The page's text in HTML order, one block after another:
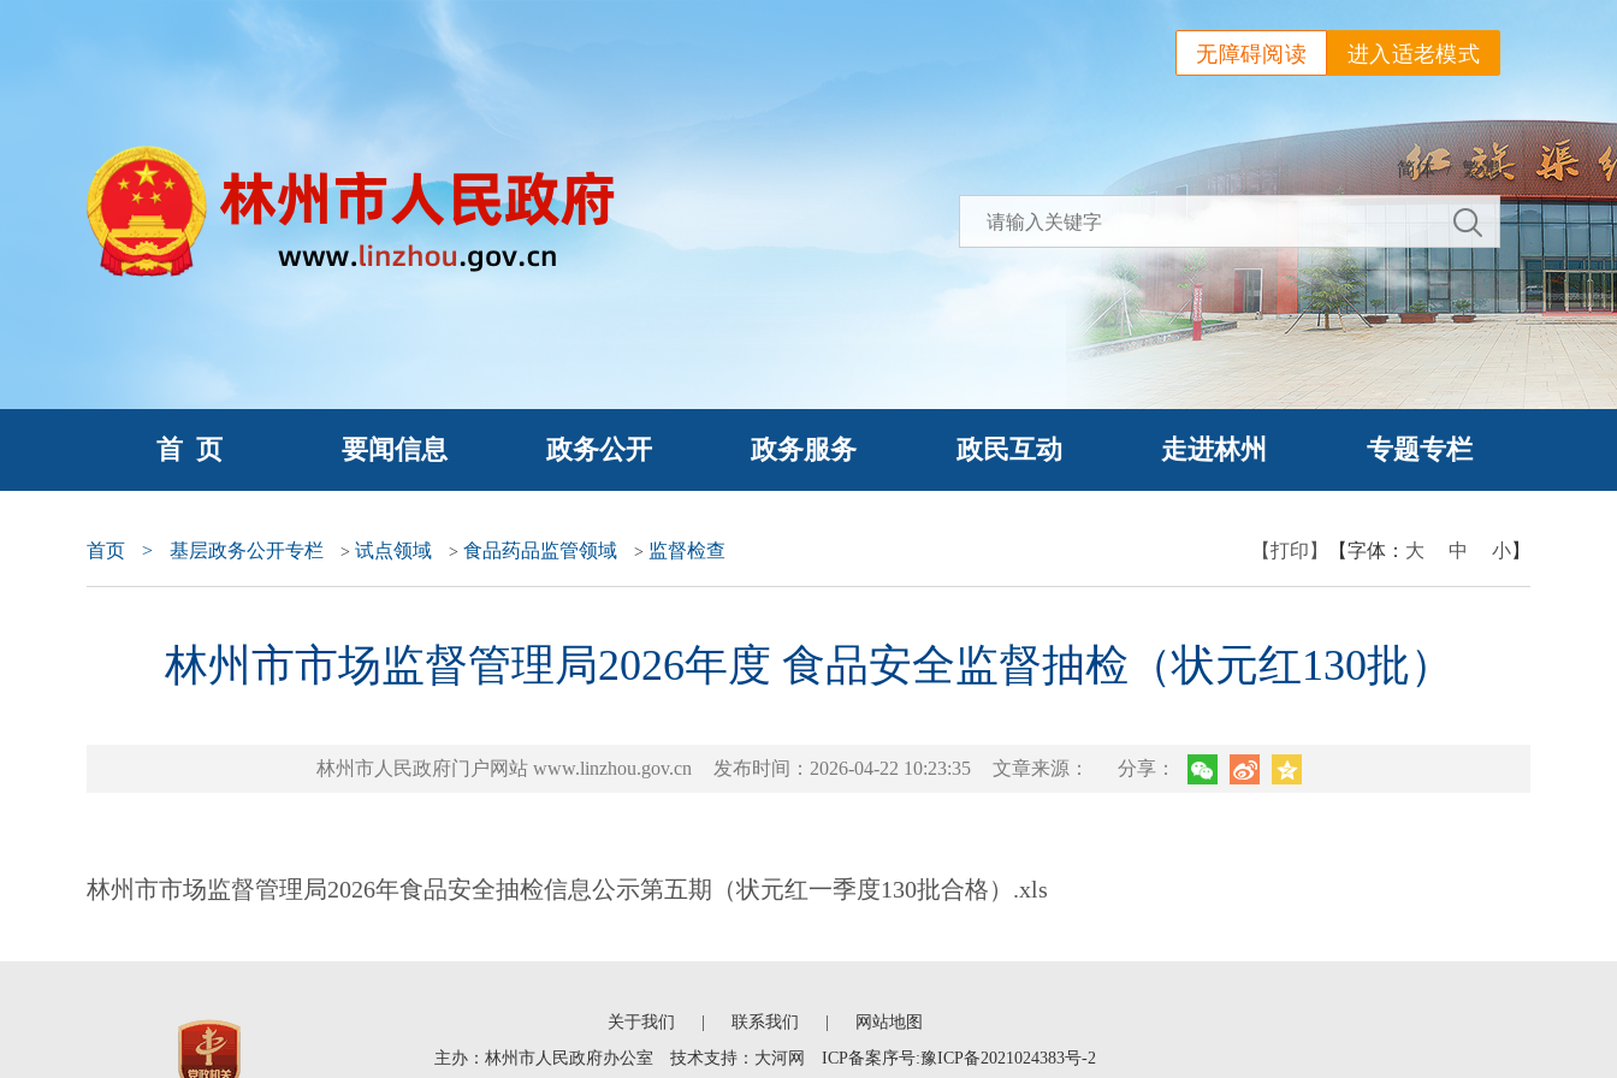
进入适老模式
无障碍阅读
简体 / 繁體
首 页 要闻信息 政务公开 政务服务 政民互动 走进林州 专题专栏
首页 > 基层政务公开专栏 > 试点领域 > 食品药品监管领域 > 监督检查 【打印】 【字体： 大 中 小】
林州市市场监督管理局2026年度 食品安全监督抽检（状元红130批）
林州市人民政府门户网站 www.linzhou.gov.cn 发布时间：2026-04-22 10:23:35 文章来源： 分享：
林州市市场监督管理局2026年食品安全抽检信息公示第五期（状元红一季度130批合格）.xls
关于我们 联系我们
网站地图
主办：林州市人民政府办公室 技术支持： 大河网 ICP备案序号:豫ICP备2021024383号-2